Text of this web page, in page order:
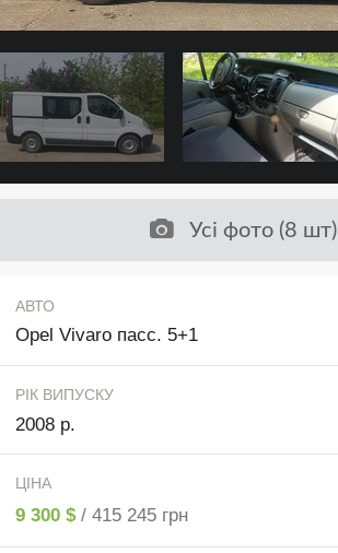
Усі фото (8 шт)
АВТО
Opel Vivaro пасс. 5+1
РІК ВИПУСКУ
2008 р.
ЦІНА
9 300 $ / 415 245 грн